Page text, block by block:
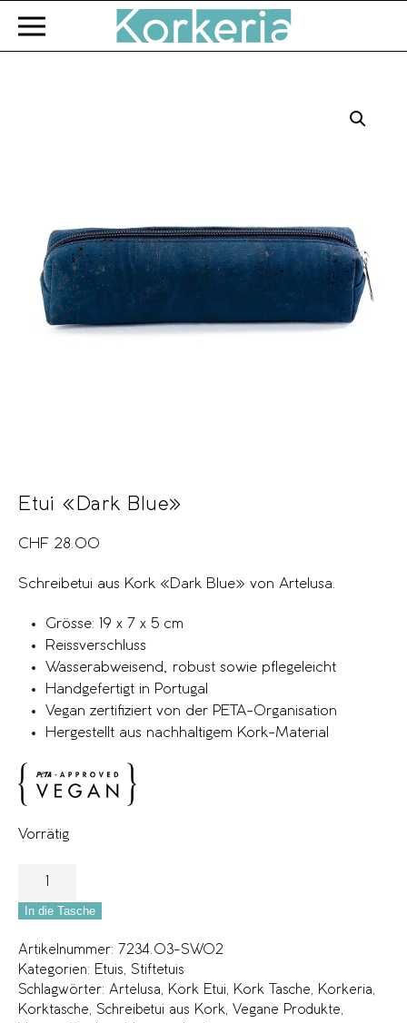
Zum Hauptinhalt springen
Etui «Dark Blue»
CHF 28.00
Schreibetui aus Kork «Dark Blue» von Artelusa.
Grösse: 19 x 7 x 5 cm
Reissverschluss
Wasserabweisend, robust sowie pflegeleicht
Handgefertigt in Portugal
Vegan zertifiziert von der PETA-Organisation
Hergestellt aus nachhaltigem Kork-Material
Vorrätig
In die Tasche
Artikelnummer: 7234.03-SW02
Kategorien: Etuis, Stiftetuis
Schlagwörter: Artelusa, Kork Etui, Kork Tasche, Korkeria,
Korktasche, Schreibetui aus Kork, Vegane Produkte,